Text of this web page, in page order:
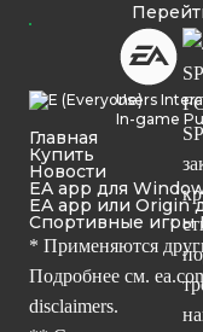
Users
In-game
Главная
Купить
Новости
EA app для
EA app или Origin
Спортивные игры
* Применяются
Подробнее см.
disclaimers.